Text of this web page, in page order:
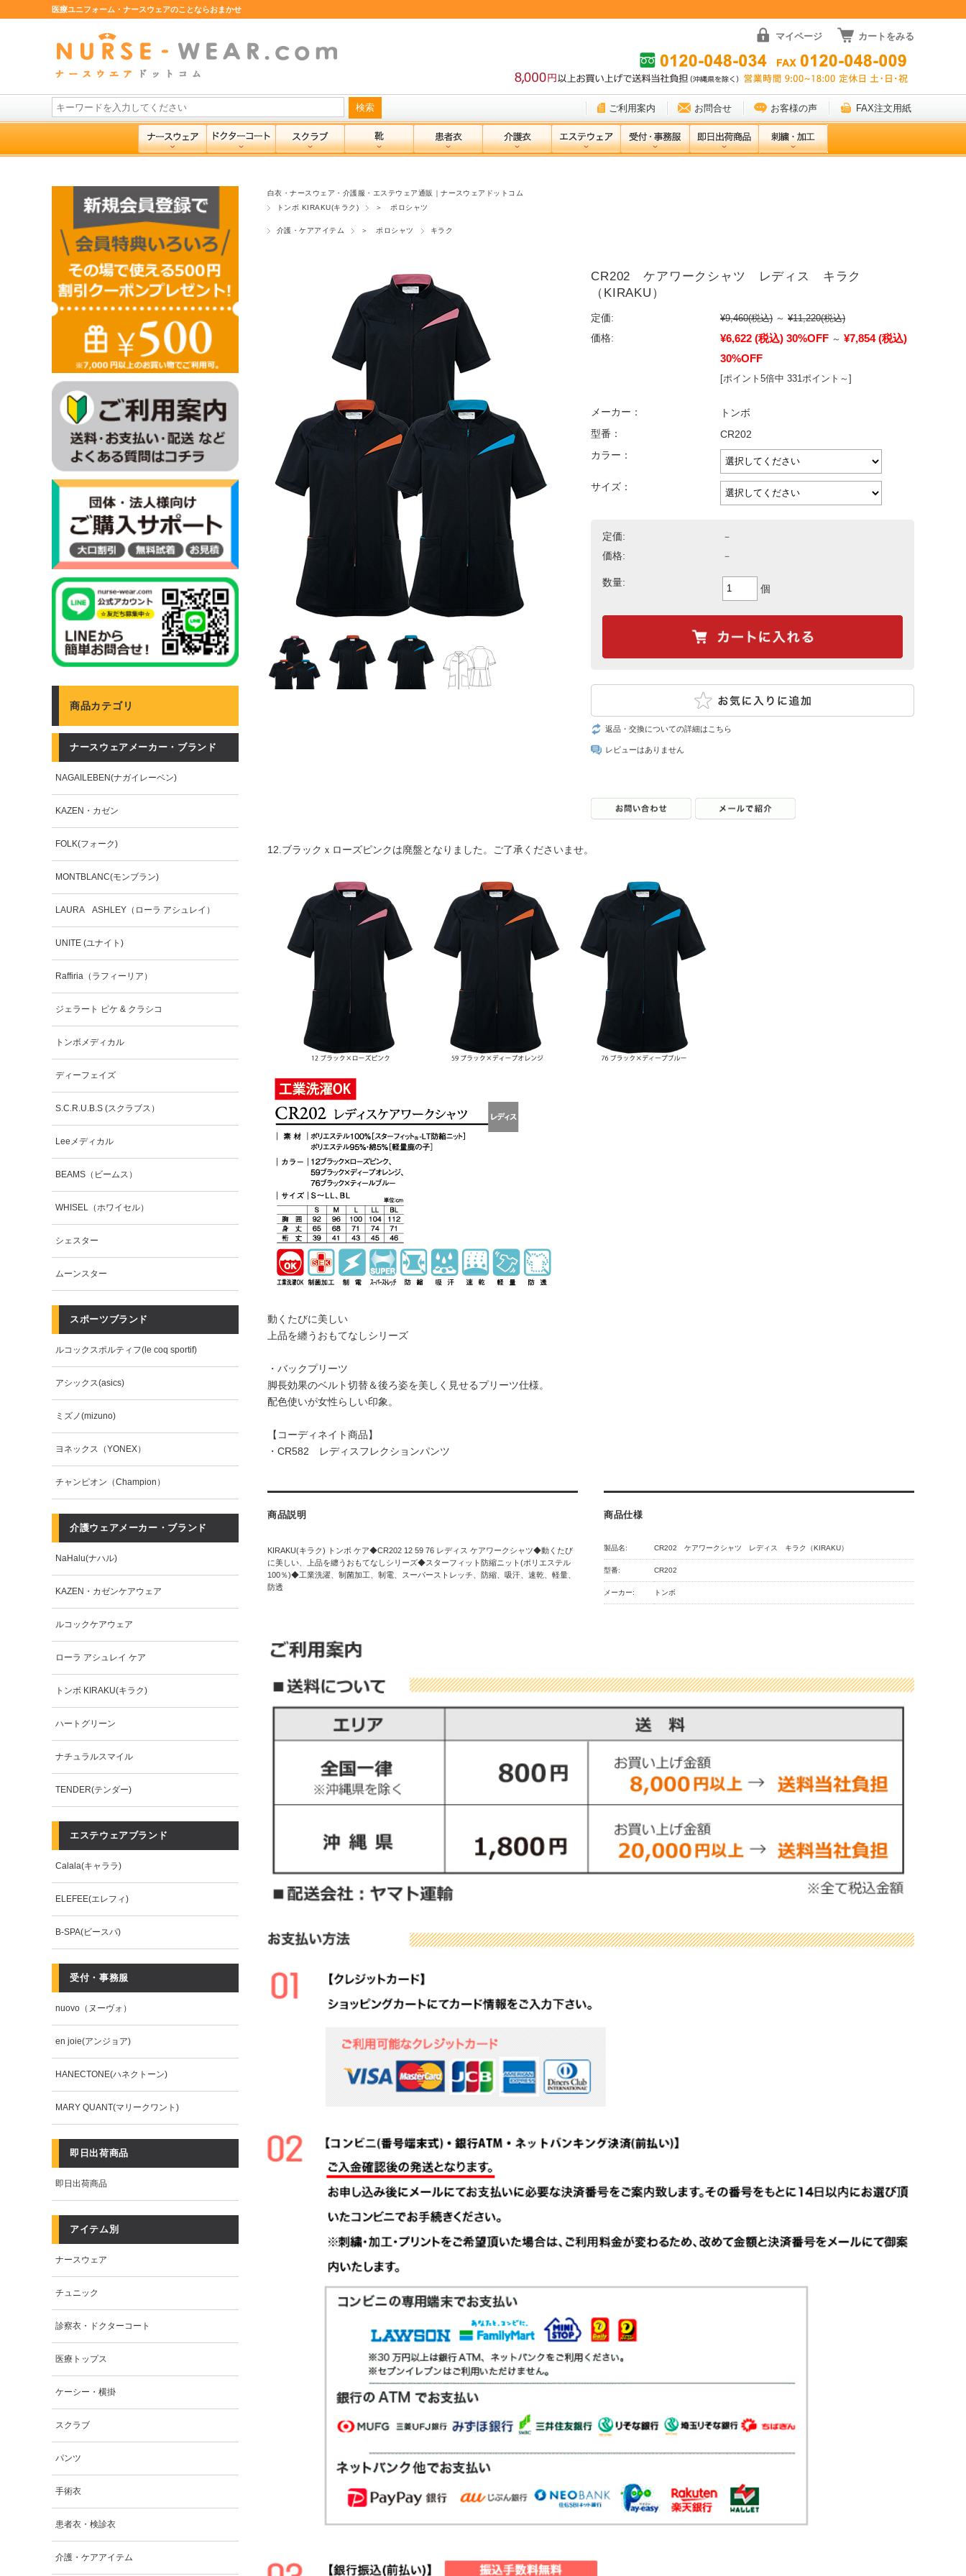
医療ユニフォーム・ナースウェアのことならおまかせ
マイページ カートをみる
ご利用案内 お問合せ お客様の声 FAX注文用紙
白衣・ナースウェア・介護服・エステウェア通販｜ナースウェアドットコム
トンボ KIRAKU(キラク)
＞ ポロシャツ
介護・ケアアイテム ＞ ポロシャツ キラク
CR202 ケアワークシャツ レディス キラク
（KIRAKU）
定価: ¥9,460(税込) ～ ¥11,220(税込)
価格:
¥6,622 (税込) 30%OFF ～ ¥7,854 (税込)
30%OFF
[ポイント5倍中 331ポイント～]
メーカー：
トンボ
型番：
CR202
カラー：
サイズ：
定価:
－
価格:
－
数量:
個
返品・交換についての詳細はこちら
レビューはありません
12.ブラックｘローズピンクは廃盤となりました。ご了承くださいませ。
動くたびに美しい
上品を纏うおもてなしシリーズ
・バックプリーツ
脚長効果のベルト切替＆後ろ姿を美しく見せるプリーツ仕様。
配色使いが女性らしい印象。
【コーディネイト商品】
・ CR582 レディスフレクションパンツ
商品説明
KIRAKU(キラク) トンボ ケア◆CR202 12 59 76 レディス ケアワークシャツ◆動くたび
に美しい、上品を纏うおもてなしシリーズ◆スターフィット防縮ニット(ポリエステル
100％)◆工業洗濯、制菌加工、制電、スーパーストレッチ、防縮、吸汗、速乾、軽量、
防透
商品仕様
製品名: CR202 ケアワークシャツ レディス キラク（KIRAKU）
型番: CR202
メーカー: トンボ
商品カテゴリ
ナースウェアメーカー・ブランド
NAGAILEBEN(ナガイレーベン)
KAZEN・カゼン
FOLK(フォーク)
MONTBLANC(モンブラン)
LAURA ASHLEY（ローラ アシュレイ）
UNITE (ユナイト)
Raffiria（ラフィーリア）
ジェラート ピケ & クラシコ
トンボメディカル
ディーフェイズ
S.C.R.U.B.S (スクラブス）
Leeメディカル
BEAMS（ビームス）
WHISEL（ホワイセル）
シェスター
ムーンスター
スポーツブランド
ルコックスポルティフ(le coq sportif)
アシックス(asics)
ミズノ(mizuno)
ヨネックス（YONEX）
チャンピオン（Champion）
介護ウェアメーカー・ブランド
NaHalu(ナハル)
KAZEN・カゼンケアウェア
ルコックケアウェア
ローラ アシュレイ ケア
トンボ KIRAKU(キラク)
ハートグリーン
ナチュラルスマイル
TENDER(テンダー)
エステウェアブランド
Calala(キャララ)
ELEFEE(エレフィ)
B-SPA(ビースパ)
受付・事務服
nuovo（ヌーヴォ）
en joie(アンジョア)
HANECTONE(ハネクトーン)
MARY QUANT(マリークワント)
即日出荷商品
即日出荷商品
アイテム別
ナースウェア
チュニック
診察衣・ドクターコート
医療トップス
ケーシー・横掛
スクラブ
パンツ
手術衣
患者衣・検診衣
介護・ケアアイテム